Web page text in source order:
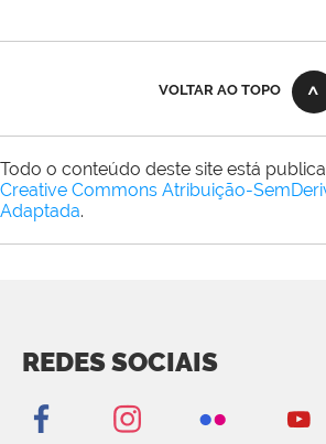
VOLTAR AO TOPO
Todo o conteúdo deste site está
Creative Commons Atribuição-
Adaptada.
REDES SOCIAIS